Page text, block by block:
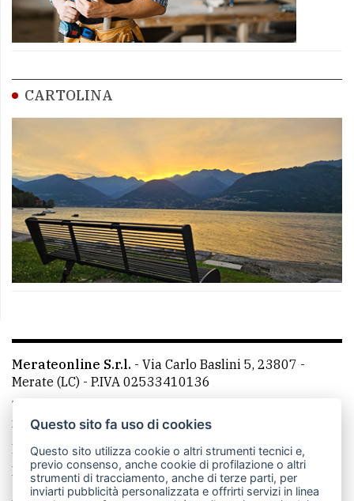
CARTOLINA
Merateonline S.r.l. - Via Carlo Baslini 5, 23807 -
Merate (LC) - P.IVA 02533410136
Telefono:
mail: redazione@leccoonline.com
La redazione
MerateOnline CasateOnline
RSS
Made by VIP
Questo sito fa uso di cookies
Questo sito utilizza cookie o altri strumenti tecnici e,
previo consenso, anche cookie di profilazione o altri
strumenti di tracciamento, anche di terze parti, per
inviarti pubblicità personalizzata e offrirti servizi in linea